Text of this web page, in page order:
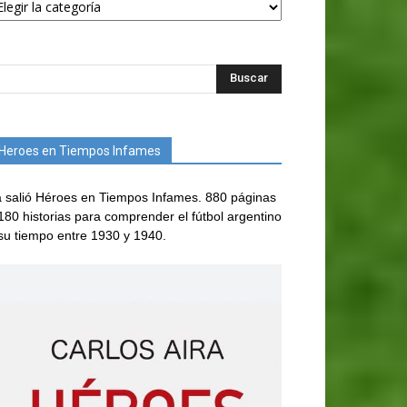
Heroes en Tiempos Infames
salió Héroes en Tiempos Infames. 880 páginas
historias para comprender el fútbol argentino
tiempo entre 1930 y 1940.